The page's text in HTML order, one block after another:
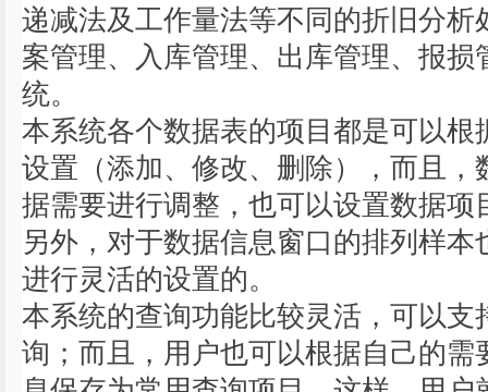
递减法及工作量法等不同的折旧分析
案管理、入库管理、出库管理、报损
统。
本系统各个数据表的项目都是可以
设置（添加、修改、删除），而且
据需要进行调整，也可以设置数据
另外，对于数据信息窗口的排列样
进行灵活的设置的。
本系统的查询功能比较灵活，可以
询；而且，用户也可以根据自己的